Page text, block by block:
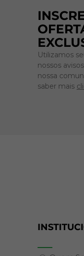
Utilizamos
nossos
nossa
saber mais